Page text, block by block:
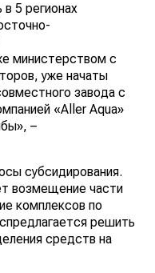
5 регионах
министерством с
уже начаты
завода с
«Aller Aqua»
–
субсидирования.
возмещение части
комплексов по
решить
средств на